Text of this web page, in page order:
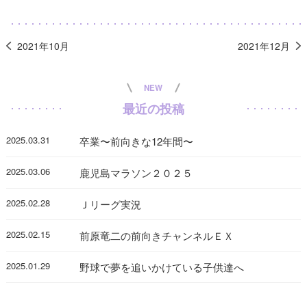
2021年10月 2021年12月
NEW
最近の投稿
2025.03.31 卒業〜前向きな12年間〜
2025.03.06 鹿児島マラソン２０２５
2025.02.28 Ｊリーグ実況
2025.02.15 前原竜二の前向きチャンネルＥＸ
2025.01.29 野球で夢を追いかけている子供達へ